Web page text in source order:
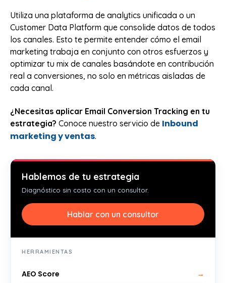
Utiliza una plataforma de analytics unificada o un
Customer Data Platform que consolide datos de todos
los canales. Esto te permite entender cómo el email
marketing trabaja en conjunto con otros esfuerzos y
optimizar tu mix de canales basándote en contribución
real a conversiones, no solo en métricas aisladas de
cada canal.
¿Necesitas aplicar Email Conversion Tracking en tu
estrategia? Conoce nuestro servicio de Inbound
marketing y ventas.
Hablemos de tu estrategia
Diagnóstico sin costo con un consultor.
Hablar con un consultor
HERRAMIENTAS
AEO Score →